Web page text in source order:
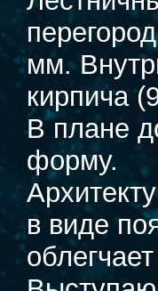
мм.
кирпича
В плане
форму.
в виде